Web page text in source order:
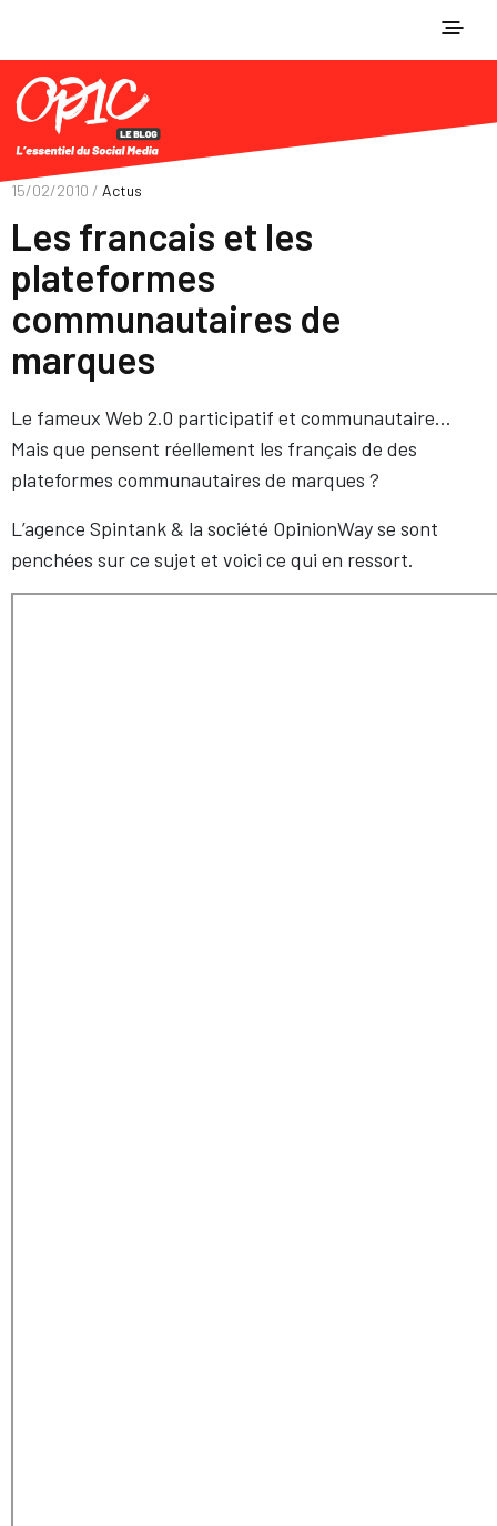
15/02/2010 / Actus
Les francais et les
plateformes
communautaires de
marques
Le fameux Web 2.0 participatif et communautaire…
Mais que pensent réellement les français de des
plateformes communautaires de marques ?
L’agence Spintank & la société OpinionWay se sont
penchées sur ce sujet et voici ce qui en ressort.